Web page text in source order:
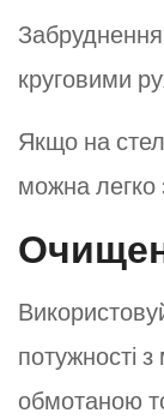
круговими
Якщо на
можна легко
потужності
обмотаною